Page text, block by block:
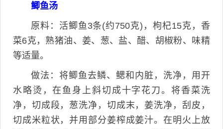
鲫鱼汤
原料：活鲫鱼3条(约750克)，枸杞15克，香
菜6克，熟猪油、姜、葱、盐、醋、胡椒粉、味精
等适量。
做法：将鲫鱼去鳞、鳃和内脏，洗净，用开
水略烫，在鱼身上斜切成十字花刀。将香菜洗
净，切成段，葱洗净，切成末，姜洗净，刮皮，
切成米粒状，并用部分姜榨成姜汁。在明火上放